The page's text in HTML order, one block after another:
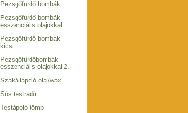
Pezsgőfürdő bombák
Pezsgőfürdő bombák -
esszenciális olajokkal
Pezsgőfürdő bombák -
kicsi
Pezsgőfürdőbombák -
esszenciális olajokkal 2.
Szakállápoló olaj/wax
Sós testradír
Testápoló tömb